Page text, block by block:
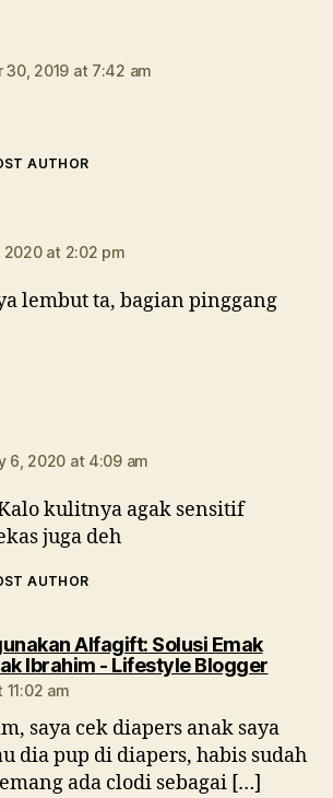
30, 2019 at 7:42 am
AUTHOR
2020 at 2:02 pm
lembut ta, bagian pinggang
6, 2020 at 4:09 am
kulitnya agak sensitif
juga deh
AUTHOR
Alfagift: Solusi Emak
Ibrahim - Lifestyle Bloggersays:
11:02 am
saya cek diapers anak saya
dia pup di diapers, habis sudah
ada clodi sebagai […]